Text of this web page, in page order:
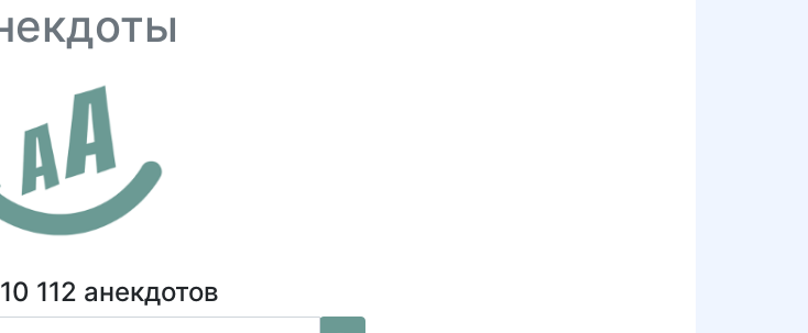
112 анекдотов